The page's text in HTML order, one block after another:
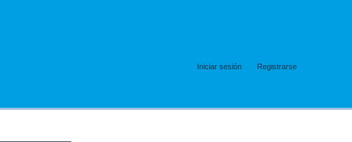
Iniciar sesión Registrarse